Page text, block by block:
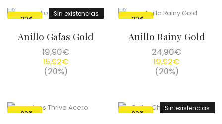
Sin existencias
-20%
Anillo Gafas Gold
19,90€
15,92€
(20%)
-20%
Anillo Rainy Gold
24,90€
19,92€
(20%)
-20%
Sin existencias
-20%